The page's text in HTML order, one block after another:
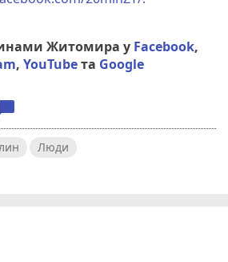
Житомира у Facebook,
, YouTubeта Google
chat_bubble
Люди